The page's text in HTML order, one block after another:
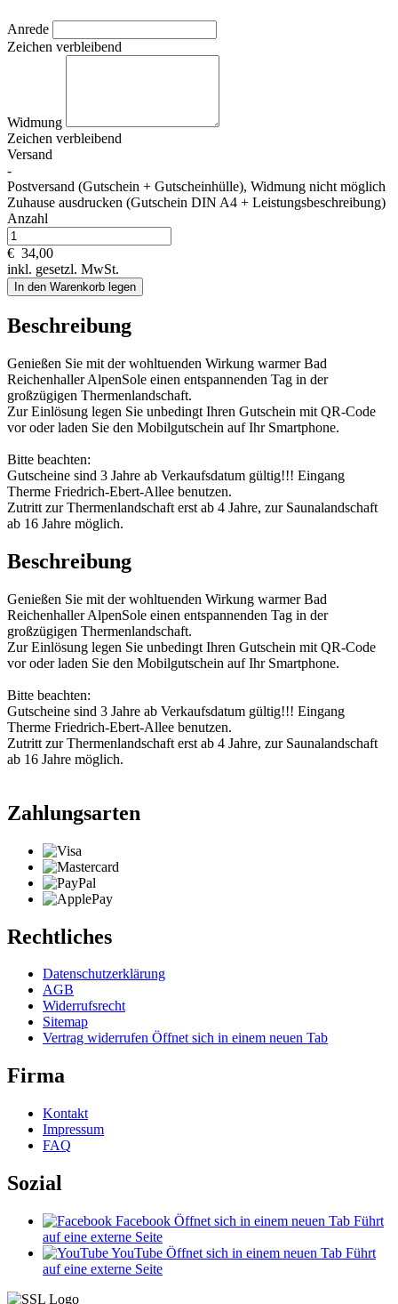
Anrede
Zeichen verbleibend
Widmung
Zeichen verbleibend
Versand
-
Postversand (Gutschein + Gutscheinhülle), Widmung nicht möglich
Zuhause ausdrucken (Gutschein DIN A4 + Leistungsbeschreibung)
Anzahl
€ 34,00
inkl. gesetzl. MwSt.
In den Warenkorb legen
Beschreibung
Genießen Sie mit der wohltuenden Wirkung warmer Bad
Reichenhaller AlpenSole einen entspannenden Tag in der
großzügigen Thermenlandschaft.
Zur Einlösung legen Sie unbedingt Ihren Gutschein mit QR-Code
vor oder laden Sie den Mobilgutschein auf Ihr Smartphone.
Bitte beachten:
Gutscheine sind 3 Jahre ab Verkaufsdatum gültig!!! Eingang
Therme Friedrich-Ebert-Allee benutzen.
Zutritt zur Thermenlandschaft erst ab 4 Jahre, zur Saunalandschaft
ab 16 Jahre möglich.
Beschreibung
Genießen Sie mit der wohltuenden Wirkung warmer Bad
Reichenhaller AlpenSole einen entspannenden Tag in der
großzügigen Thermenlandschaft.
Zur Einlösung legen Sie unbedingt Ihren Gutschein mit QR-Code
vor oder laden Sie den Mobilgutschein auf Ihr Smartphone.
Bitte beachten:
Gutscheine sind 3 Jahre ab Verkaufsdatum gültig!!! Eingang
Therme Friedrich-Ebert-Allee benutzen.
Zutritt zur Thermenlandschaft erst ab 4 Jahre, zur Saunalandschaft
ab 16 Jahre möglich.
Zahlungsarten
Rechtliches
Datenschutzerklärung
AGB
Widerrufsrecht
Sitemap
Vertrag widerrufen Öffnet sich in einem neuen Tab
Firma
Kontakt
Impressum
FAQ
Sozial
Facebook Öffnet sich in einem neuen Tab Führt
auf eine externe Seite
YouTube Öffnet sich in einem neuen Tab Führt
auf eine externe Seite